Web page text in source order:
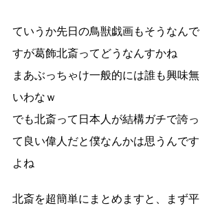
ていうか先日の鳥獣戯画もそうなんで
すが葛飾北斎ってどうなんすかね
まあぶっちゃけ一般的には誰も興味無
いわなｗ
でも北斎って日本人が結構ガチで誇っ
て良い偉人だと僕なんかは思うんです
よね
北斎を超簡単にまとめますと、まず平